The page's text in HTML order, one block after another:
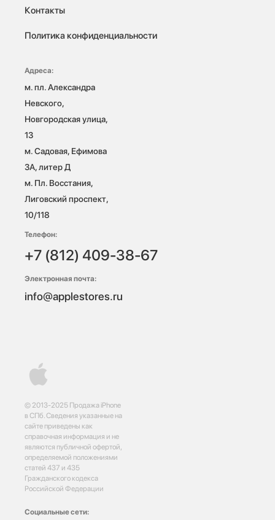
© 2013-2025 Продажа iPhone
в СПб. Сведения указанные на
сайте приведены как
справочная информация и не
являются публичной офертой,
определяемой положениями
статей 437 и 435
Гражданского кодекса
Российской Федерации
Социальные сети:
Контакты
Политика конфиденциальности
Адреса:
м. пл. Александра
Невского,
Новгородская улица,
13
м. Садовая, Ефимова
3А, литер Д
м. Пл. Восстания,
Лиговский проспект,
10/118
Телефон:
+7 (812) 409-38-67
Электронная почта:
info@applestores.ru